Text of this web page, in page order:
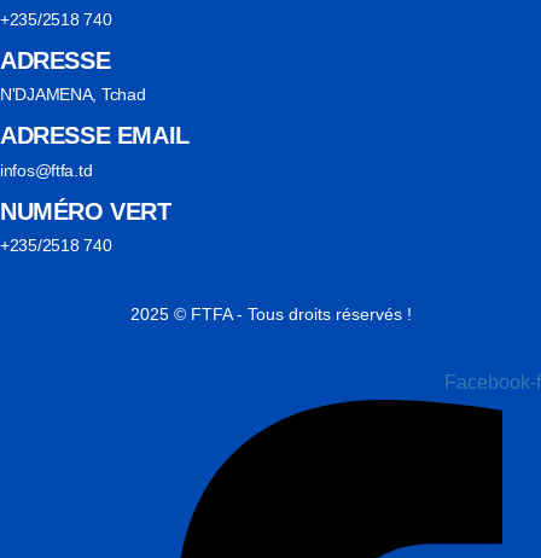
+235/2518 740
ADRESSE
N'DJAMENA, Tchad
ADRESSE EMAIL
infos@ftfa.td
NUMÉRO VERT
+235/2518 740
2025 © FTFA - Tous droits réservés !
Facebook-f